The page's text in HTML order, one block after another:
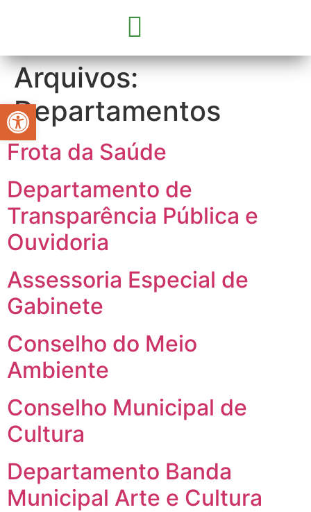
Arquivos:
Departamentos
Frota da Saúde
Departamento de
Transparência Pública e
Ouvidoria
Assessoria Especial de
Gabinete
Conselho do Meio
Ambiente
Conselho Municipal de
Cultura
Departamento Banda
Municipal Arte e Cultura
Abrir a barra de ferramentas